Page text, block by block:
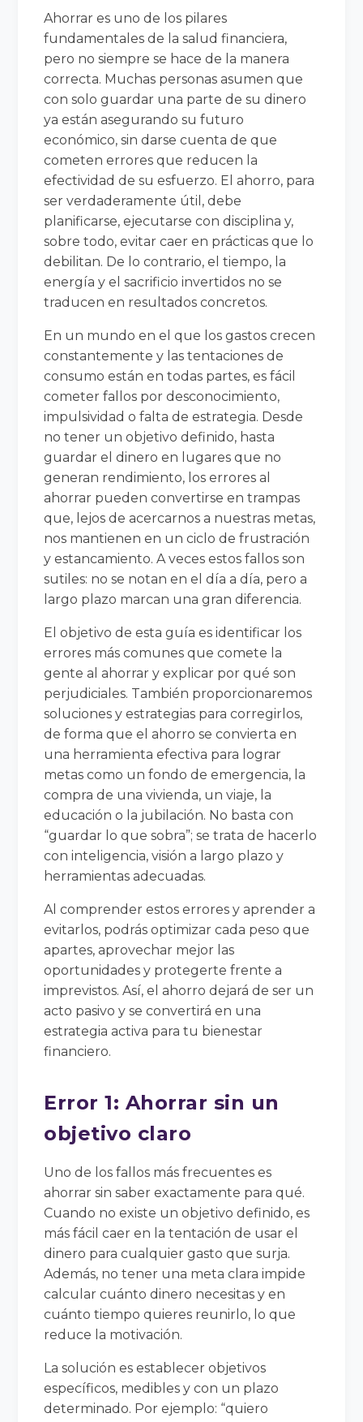
Ahorrar es uno de los pilares
fundamentales de la salud financiera,
pero no siempre se hace de la manera
correcta. Muchas personas asumen que
con solo guardar una parte de su dinero
ya están asegurando su futuro
económico, sin darse cuenta de que
cometen errores que reducen la
efectividad de su esfuerzo. El ahorro, para
ser verdaderamente útil, debe
planificarse, ejecutarse con disciplina y,
sobre todo, evitar caer en prácticas que lo
debilitan. De lo contrario, el tiempo, la
energía y el sacrificio invertidos no se
traducen en resultados concretos.
En un mundo en el que los gastos crecen
constantemente y las tentaciones de
consumo están en todas partes, es fácil
cometer fallos por desconocimiento,
impulsividad o falta de estrategia. Desde
no tener un objetivo definido, hasta
guardar el dinero en lugares que no
generan rendimiento, los errores al
ahorrar pueden convertirse en trampas
que, lejos de acercarnos a nuestras metas,
nos mantienen en un ciclo de frustración
y estancamiento. A veces estos fallos son
sutiles: no se notan en el día a día, pero a
largo plazo marcan una gran diferencia.
El objetivo de esta guía es identificar los
errores más comunes que comete la
gente al ahorrar y explicar por qué son
perjudiciales. También proporcionaremos
soluciones y estrategias para corregirlos,
de forma que el ahorro se convierta en
una herramienta efectiva para lograr
metas como un fondo de emergencia, la
compra de una vivienda, un viaje, la
educación o la jubilación. No basta con
“guardar lo que sobra”; se trata de hacerlo
con inteligencia, visión a largo plazo y
herramientas adecuadas.
Al comprender estos errores y aprender a
evitarlos, podrás optimizar cada peso que
apartes, aprovechar mejor las
oportunidades y protegerte frente a
imprevistos. Así, el ahorro dejará de ser un
acto pasivo y se convertirá en una
estrategia activa para tu bienestar
financiero.
Error 1: Ahorrar sin un
objetivo claro
Uno de los fallos más frecuentes es
ahorrar sin saber exactamente para qué.
Cuando no existe un objetivo definido, es
más fácil caer en la tentación de usar el
dinero para cualquier gasto que surja.
Además, no tener una meta clara impide
calcular cuánto dinero necesitas y en
cuánto tiempo quieres reunirlo, lo que
reduce la motivación.
La solución es establecer objetivos
específicos, medibles y con un plazo
determinado. Por ejemplo: “quiero